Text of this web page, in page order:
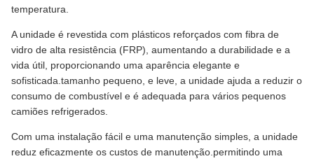
temperatura.
A unidade é revestida com plásticos reforçados com fibra de
vidro de alta resistência (FRP), aumentando a durabilidade e a
vida útil, proporcionando uma aparência elegante e
sofisticada.tamanho pequeno, e leve, a unidade ajuda a reduzir o
consumo de combustível e é adequada para vários pequenos
camiões refrigerados.
Com uma instalação fácil e uma manutenção simples, a unidade
reduz eficazmente os custos de manutenção.permitindo uma